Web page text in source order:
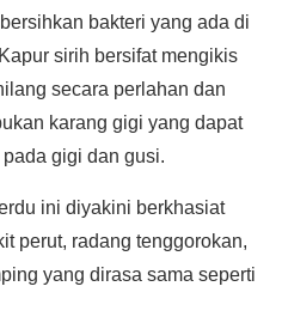
bakteri yang ada di
sirih bersifat mengikis
secara perlahan dan
karang gigi yang dapat
gigi dan gusi.
ini diyakini berkhasiat
perut, radang tenggorokan,
yang dirasa sama seperti